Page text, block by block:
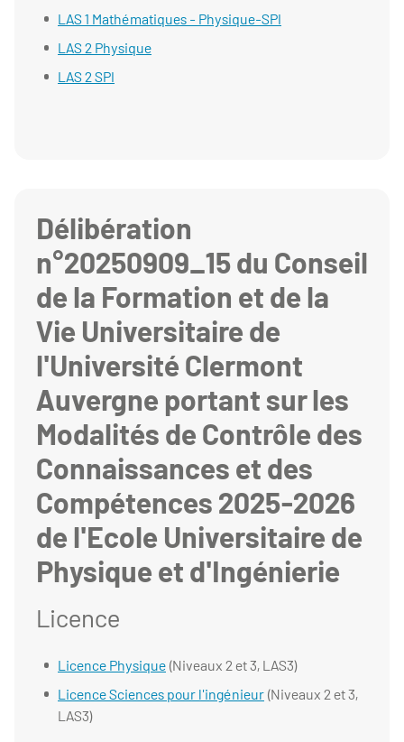
LAS 1 Mathématiques - Physique-SPI
LAS 2 Physique
LAS 2 SPI
Délibération
n°20250909_15 du Conseil
de la Formation et de la
Vie Universitaire de
l'Université Clermont
Auvergne portant sur les
Modalités de Contrôle des
Connaissances et des
Compétences 2025-2026
de l'Ecole Universitaire de
Physique et d'Ingénierie
Licence
Licence Physique (Niveaux 2 et 3, LAS3)
Licence Sciences pour l'ingénieur (Niveaux 2 et 3,
LAS3)